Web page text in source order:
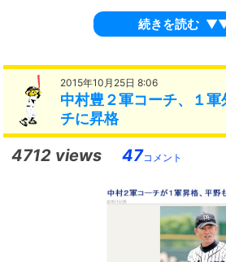
続きを読む
2015年10月25日 8:06
中村豊２軍コーチ、１
チに昇格
4712 views 47コメント